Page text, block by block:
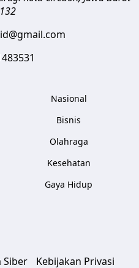
Nasional
Bisnis
Olahraga
Kesehatan
Gaya Hidup
Siber Kebijakan Privasi